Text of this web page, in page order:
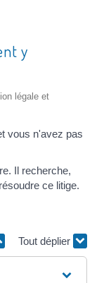
y
légale et
vous n'avez pas
Il recherche,
ce litige.
Tout déplier